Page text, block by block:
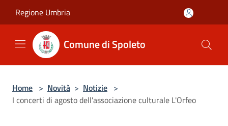
Regione Umbria
Comune di Spoleto
Home > Novità > Notizie >
I concerti di agosto dell'associazione culturale L'Orfeo